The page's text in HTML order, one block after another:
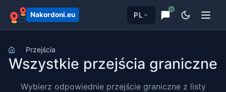
Nakordoni.eu PL
Przejścia
Wszystkie przejścia graniczne
Wybierz odpowiednie przejście graniczne z listy